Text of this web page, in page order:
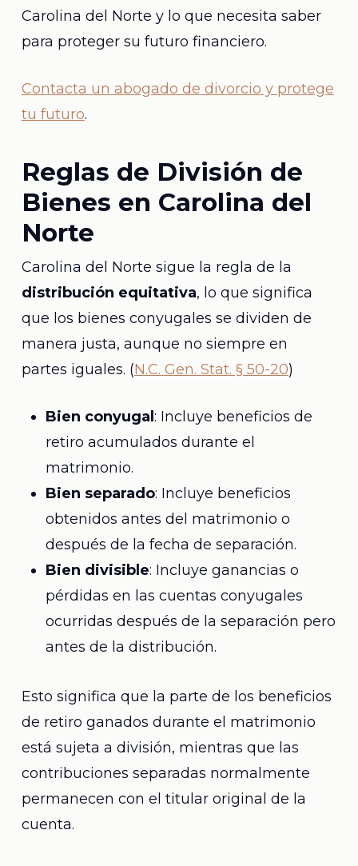
Carolina del Norte y lo que necesita saber
para proteger su futuro financiero.
Contacta un abogado de divorcio y protege
tu futuro.
Reglas de División de
Bienes en Carolina del
Norte
Carolina del Norte sigue la regla de la
distribución equitativa, lo que significa
que los bienes conyugales se dividen de
manera justa, aunque no siempre en
partes iguales. (N.C. Gen. Stat. § 50-20)
Bien conyugal : Incluye beneficios de
retiro acumulados durante el
matrimonio.
Bien separado: Incluye beneficios
obtenidos antes del matrimonio o
después de la fecha de separación.
Bien divisible: Incluye ganancias o
pérdidas en las cuentas conyugales
ocurridas después de la separación pero
antes de la distribución.
Esto significa que la parte de los beneficios
de retiro ganados durante el matrimonio
está sujeta a división, mientras que las
contribuciones separadas normalmente
permanecen con el titular original de la
cuenta.